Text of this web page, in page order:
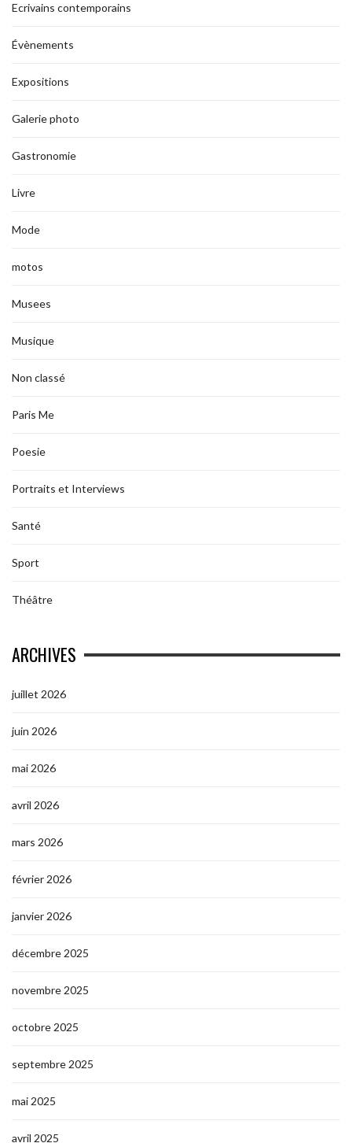
Ecrivains contemporains
Évènements
Expositions
Galerie photo
Gastronomie
Livre
Mode
motos
Musees
Musique
Non classé
Paris Me
Poesie
Portraits et Interviews
Santé
Sport
Théâtre
ARCHIVES
juillet 2026
juin 2026
mai 2026
avril 2026
mars 2026
février 2026
janvier 2026
décembre 2025
novembre 2025
octobre 2025
septembre 2025
mai 2025
avril 2025